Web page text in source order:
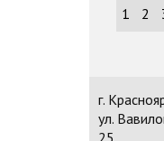
1 2
г.
ул.